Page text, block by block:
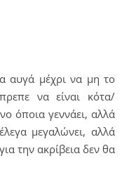
αυγά μέχρι να μη το
να είναι κότα/
όποια γεννάει, αλλά
μεγαλώνει, αλλά
την ακρίβεια δεν θα